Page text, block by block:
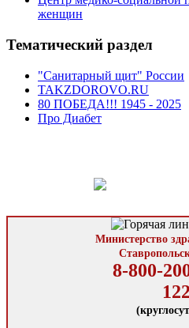
женщин
Тематический раздел
"Санитарный щит" России
TAKZDOROVO.RU
80 ПОБЕДА!!! 1945 - 2025
Про Диабет
Министерство
8-800-
122